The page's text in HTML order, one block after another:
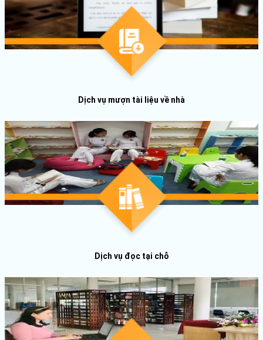
Dịch vụ mượn tài liệu về nhà
Dịch vụ đọc tại chỗ